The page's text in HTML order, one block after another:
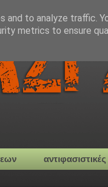
to analyze traffic.
metrics to ensure